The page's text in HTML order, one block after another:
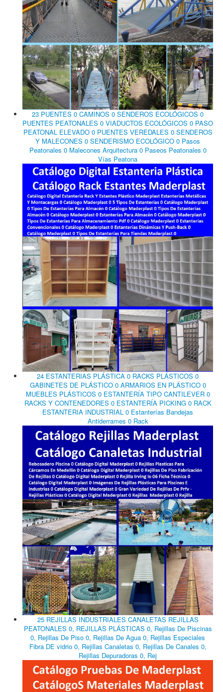
23 PUENTES 0 CAMINOS 0 SENDEROS ECOLÓGICOS 0
PUENTES PEATONALES 0 VIADUCTOS ECOLÓGICOS 0 PASO
PEATONAL ELEVADO 0 PUENTES VEREDALES 0 SENDEROS
Y MALECONES 0 SENDERISMO ECOLÓGICO 0 Pasos
Peatonales 0 Malecones Arquitectura 0 Paseos Peatonales 0
Vías Peatona
24 ESTANTERIAS PLÁSTICA 0 RACKS PLÁSTICOS 0
GABINETES DE PLÁSTICO 0 ARMARIOS EN PLÁSTICO 0
MUEBLES PLÁSTICOS 0 ESTANTERÍA TIPO CANTILEVER 0
RACKS Y CONTENEDORES 0 ESTANTERÍA PICKING 0 RACK
ESTANTERIA INDUSTRIAL 0 Estanterías Bandejas
Antiderrames 0 Rack
25 REJILLAS INDUSTRIALES CANALETAS REJILLAS
PEATONALES 0, REJILLAS PLÁSTICAS 0, Rejillas De Piscinas
0, Rejillas De Piso 0, Rejillas De Agua 0, Rejillas Especiales
Fibra DE vidrio 0, Rejillas Canaletas 0, Rejillas De Canales 0,
Rejillas Depuradoras 0, Rej